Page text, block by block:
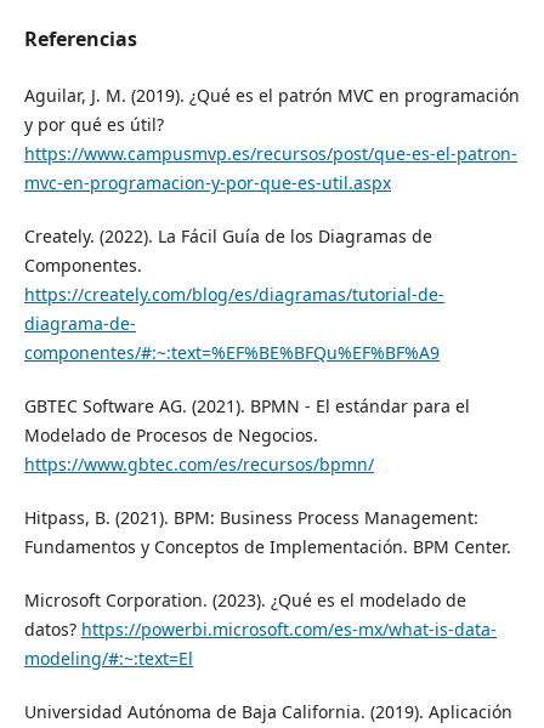
Referencias
Aguilar, J. M. (2019). ¿Qué es el patrón MVC en programación
y por qué es útil?
https://www.campusmvp.es/recursos/post/que-es-el-patron-
mvc-en-programacion-y-por-que-es-util.aspx
Creately. (2022). La Fácil Guía de los Diagramas de
Componentes.
https://creately.com/blog/es/diagramas/tutorial-de-
diagrama-de-
componentes/#:~:text=%EF%BE%BFQu%EF%BF%A9
GBTEC Software AG. (2021). BPMN - El estándar para el
Modelado de Procesos de Negocios.
https://www.gbtec.com/es/recursos/bpmn/
Hitpass, B. (2021). BPM: Business Process Management:
Fundamentos y Conceptos de Implementación. BPM Center.
Microsoft Corporation. (2023). ¿Qué es el modelado de
datos? https://powerbi.microsoft.com/es-mx/what-is-data-
modeling/#:~:text=El
Universidad Autónoma de Baja California. (2019). Aplicación